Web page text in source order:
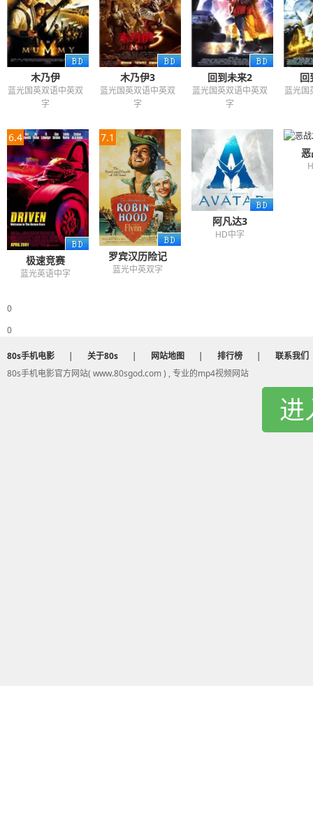
木乃伊
蓝光国英双语中英双
字
木乃伊3
蓝光国英双语中英双
字
回到未来2
蓝光国英双语中英双
字
回
蓝光国
6.4
极速竞赛
蓝光英语中字
7.1
罗宾汉历险记
蓝光中英双字
阿凡达3
HD中字
0
0
80s手机电影 | 关于80s | 网站地图 | 排行榜 |
联系我们
80s手机电影官方网站( www.80sgod.com ) , 专业的mp4视频网站
进